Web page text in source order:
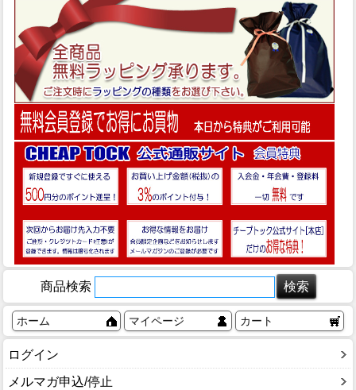
商品検索
ホーム マイページ カート
ログイン
メルマガ申込/停止